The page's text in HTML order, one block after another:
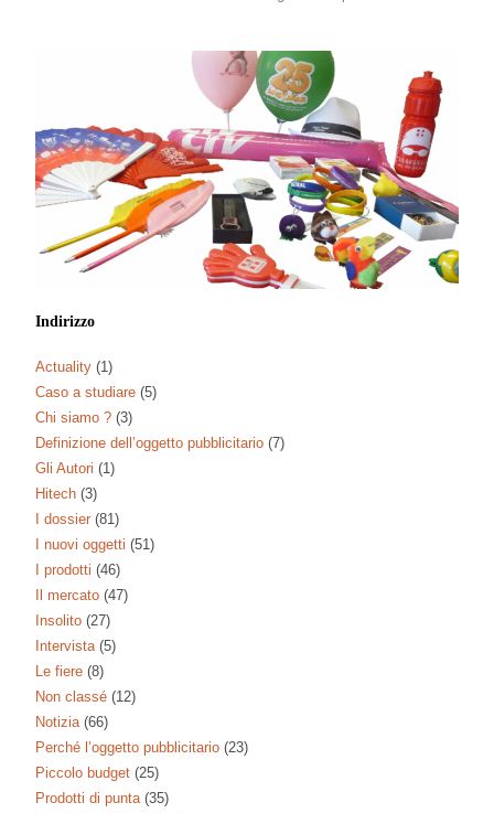
Indirizzo
Actuality (1)
Caso a studiare (5)
Chi siamo ? (3)
Definizione dell’oggetto pubblicitario (7)
Gli Autori (1)
Hitech (3)
I dossier (81)
I nuovi oggetti (51)
I prodotti (46)
Il mercato (47)
Insolito (27)
Intervista (5)
Le fiere (8)
Non classé (12)
Notizia (66)
Perché l’oggetto pubblicitario (23)
Piccolo budget (25)
Prodotti di punta (35)